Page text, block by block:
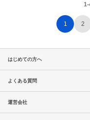
1-
1 2
はじめての方へ
よくある質問
運営会社